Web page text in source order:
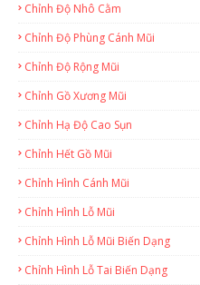
Chỉnh Độ Nhô Cằm
Chỉnh Độ Phùng Cánh Mũi
Chỉnh Độ Rộng Mũi
Chỉnh Gồ Xương Mũi
Chỉnh Hạ Độ Cao Sụn
Chỉnh Hết Gồ Mũi
Chỉnh Hình Cánh Mũi
Chỉnh Hình Lỗ Mũi
Chỉnh Hình Lỗ Mũi Biến Dạng
Chỉnh Hình Lỗ Tai Biến Dạng